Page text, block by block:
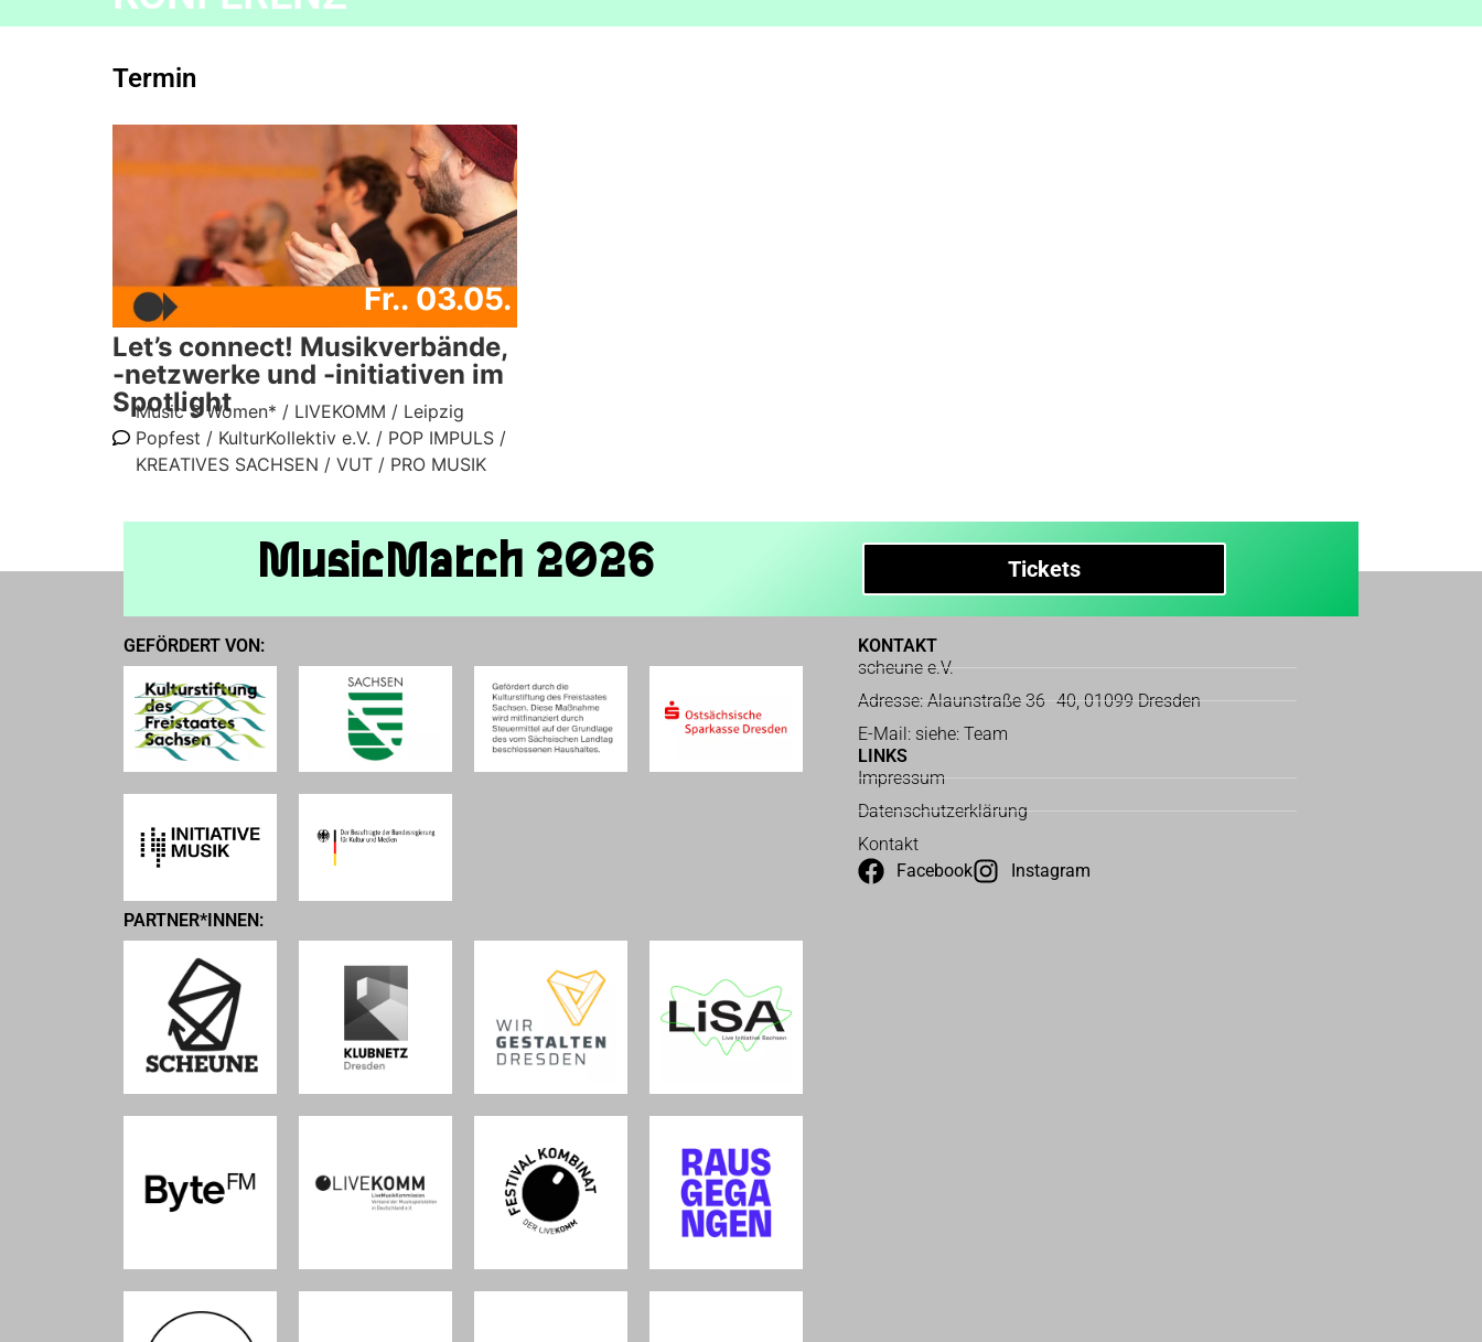
Termin
Fr.. 03.05.
Let’s connect! Musikverbände,
-netzwerke und -initiativen im
Spotlight
Music S Women* / LIVEKOMM / Leipzig
Popfest / KulturKollektiv e.V. / POP IMPULS /
KREATIVES SACHSEN / VUT / PRO MUSIK
MusicMatch 2026 Tickets
GEFÖRDERT VON:
PARTNER*INNEN:
KONTAKT
scheune e.V.
Adresse: Alaunstraße 36–40, 01099 Dresden
E-Mail: siehe: Team
LINKS
Impressum
Datenschutzerklärung
Kontakt
Facebook
Instagram